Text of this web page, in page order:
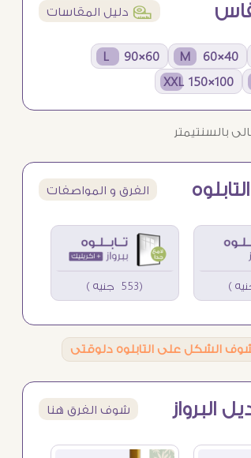
í دليل المقاسات
40×60 M
60×90 L
100×150 XXL
بالسنتيمتر
الفرق و المواصفات
(553 جنيه )
شوف الشكل على التابلوه دلوقتى
البرواز شوف الفرق هنا